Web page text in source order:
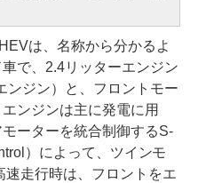
は、名称から分かるよ
で、2.4リッターエンジン
ンジン）と、フロントモー
ンジンは主に発電に用
ーターを統合制御するS-
）によって、ツインモ
走行時は、フロントをエ